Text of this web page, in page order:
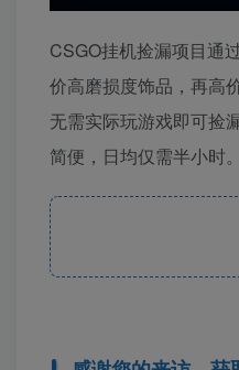
CSGO挂机捡漏项目通
价高磨损度饰品，再高
无需实际玩游戏即可捡
简便，日均仅需半小时